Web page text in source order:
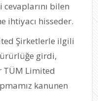
bilen
ihtiyacı hisseder.
Şirketlerle ilgili
girdi,
TÜM Limited
kanunen